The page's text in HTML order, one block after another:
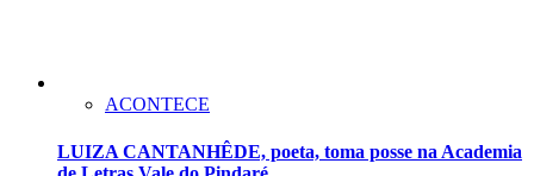
ACONTECE
LUIZA CANTANHÊDE, poeta, toma posse na Academia